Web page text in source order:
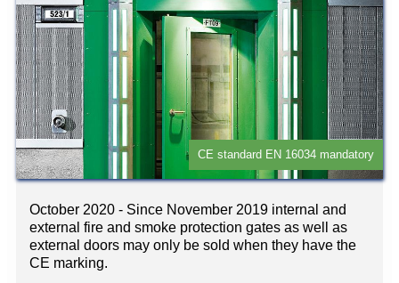
CE standard EN 16034 mandatory
October 2020 - Since November 2019 internal and
external fire and smoke protection gates as well as
external doors may only be sold when they have the
CE marking.